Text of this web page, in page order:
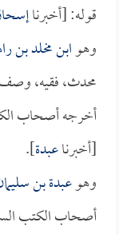
قوله: [أخبرنا
وهوابن مخلد بن
محدث، فقيه، وصف
أخرجه أصحاب
[أخبرناعبدة].
وهوعبدة بن
أصحاب الكتب